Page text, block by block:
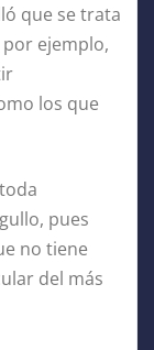
que se trata
ejemplo,
los que
pues
no tiene
del más